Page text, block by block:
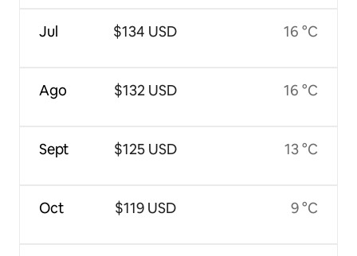
Jul
Ago
Sept
Oct
$134 USD
$132 USD
$125 USD
$119 USD
16 °C
16 °C
13 °C
9 °C